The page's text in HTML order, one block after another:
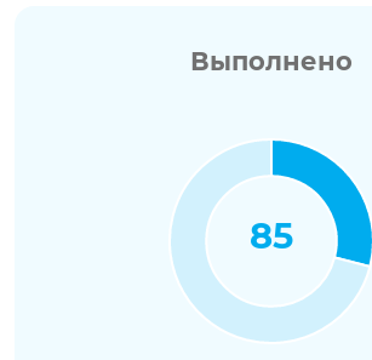
Выполнено
85